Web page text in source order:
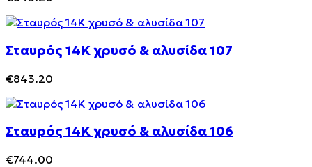
Σταυρός 14Κ χρυσό & αλυσίδα 107
€843.20
Σταυρός 14Κ χρυσό & αλυσίδα 106
€744.00